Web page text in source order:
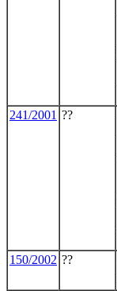
241/2001 ??
150/2002 ??